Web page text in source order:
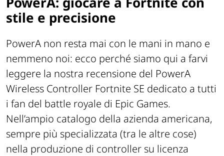
stile e precisione
PowerA non resta mai con le mani in mano e
nemmeno noi: ecco perché siamo qui a farvi
leggere la nostra recensione del PowerA
Wireless Controller Fortnite SE dedicato a tutti
i fan del battle royale di Epic Games.
Nell’ampio catalogo della azienda americana,
sempre più specializzata (tra le altre cose)
nella produzione di controller su licenza